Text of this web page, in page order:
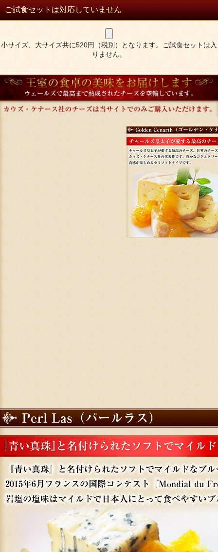
ご試食セットは対応していません
小サイズ、大サイズ共に520円（税別）となります。ご試食セットは入
りません。